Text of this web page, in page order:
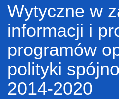
Wytyczne w
informacji i
programów
polityki
2014-2020